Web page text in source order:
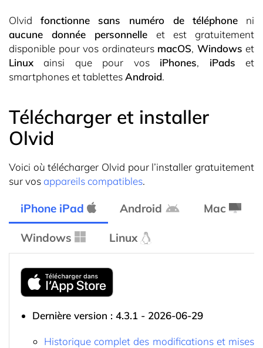
Olvid fonctionne sans numéro de téléphone ni
aucune donnée personnelle et est gratuitement
disponible pour vos ordinateurs macOS, Windows et
Linux ainsi que pour vos iPhones, iPads et
smartphones et tablettesAndroid.
Télécharger et installer
Olvid
Voici où télécharger Olvid pour l’installer gratuitement
sur vos appareils compatibles.
iPhone iPad Android Mac
Windows Linux
Dernière version : 4.3.1 - 2026-06-29
Historique complet des modifications et mises